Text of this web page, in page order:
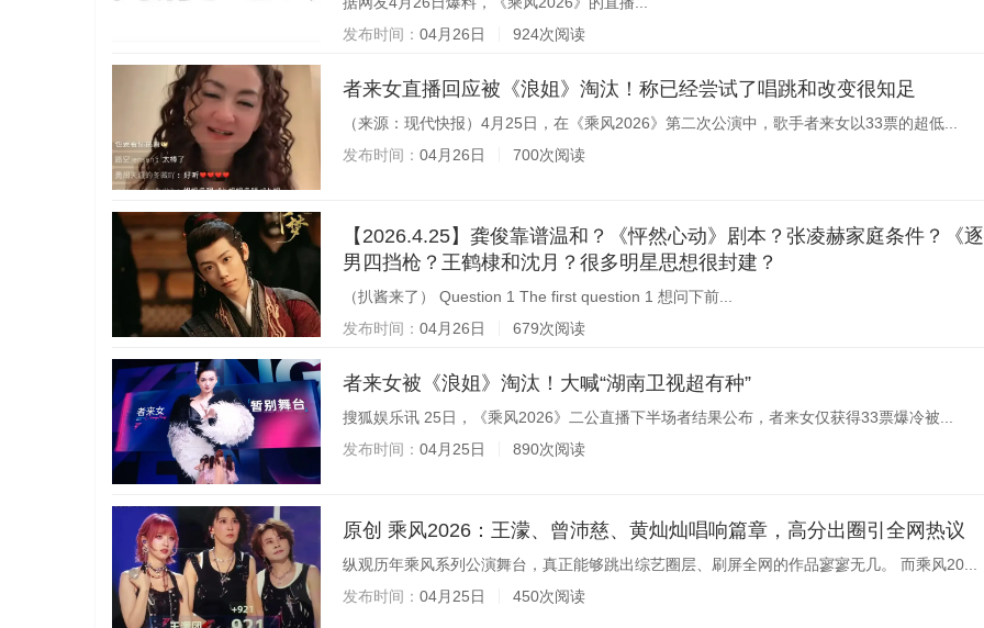
发布时间： 04月26日 924次阅读
者来女直播回应被《浪姐》淘汰！称已经尝试了唱跳和改变很知足
（来源：现代快报）4月25日，在《乘风2026》第二次公演中，歌手者来女以33票的超低...
发布时间： 04月26日 700次阅读
【2026.4.25】龚俊靠谱温和？《怦然心动》剧本？张凌赫家庭条件？《
男四挡枪？王鹤棣和沈月？很多明星思想很封建？
（扒酱来了） Question 1 The first question 1 想问下前...
发布时间： 04月26日 679次阅读
者来女被《浪姐》淘汰！大喊“湖南卫视超有种”
搜狐娱乐讯 25日，《乘风2026》二公直播下半场者结果公布，者来女仅获得33票爆冷被...
发布时间： 04月25日 890次阅读
原创 乘风2026：王濛、曾沛慈、黄灿灿唱响篇章，高分出圈引全网热议
纵观历年乘风系列公演舞台，真正能够跳出综艺圈层、刷屏全网的作品寥寥无几。 而乘风20...
发布时间： 04月25日 450次阅读